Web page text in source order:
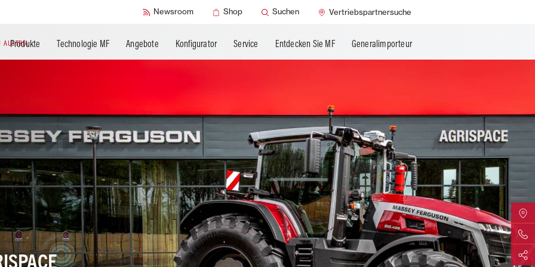
Newsroom Shop Suchen Vertriebspartnersuche
AUSTRIA
Produkte Technologie MF Angebote Konfigurator Service Entdecken Sie MF Generalimporteur
MF
Teilen